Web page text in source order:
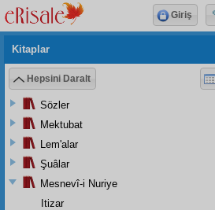
Kitaplar
Hepsini Daralt
Sözler
Mektubat
Lem'alar
Şuâlar
Mesnevî-i Nuriye
Itizar
Giriş